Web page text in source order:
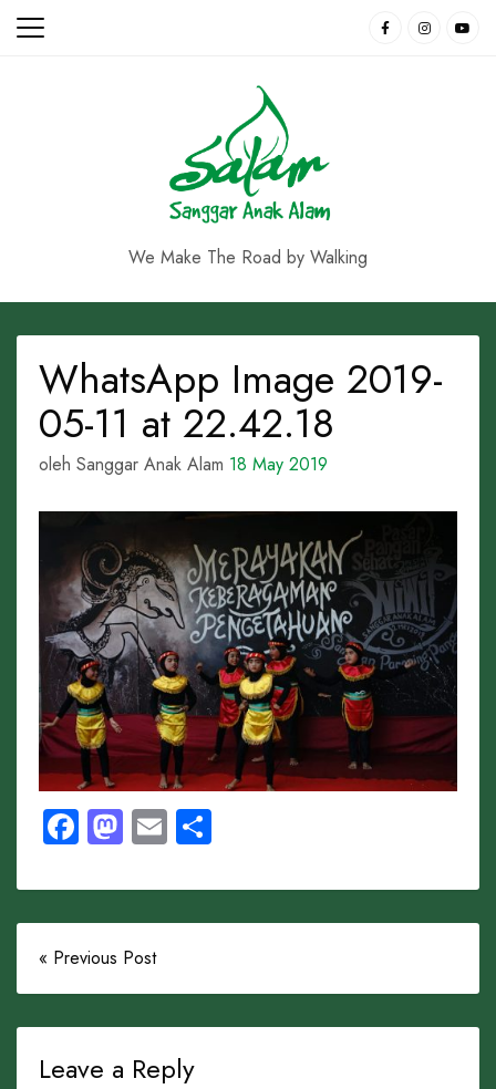
Skip
We Make The Road by Walking
WhatsApp Image 2019-
05-11 at 22.42.18
oleh Sanggar Anak Alam 18 May 2019
Facebook
Mastodon
Email
« Previous Post
Leave a Reply